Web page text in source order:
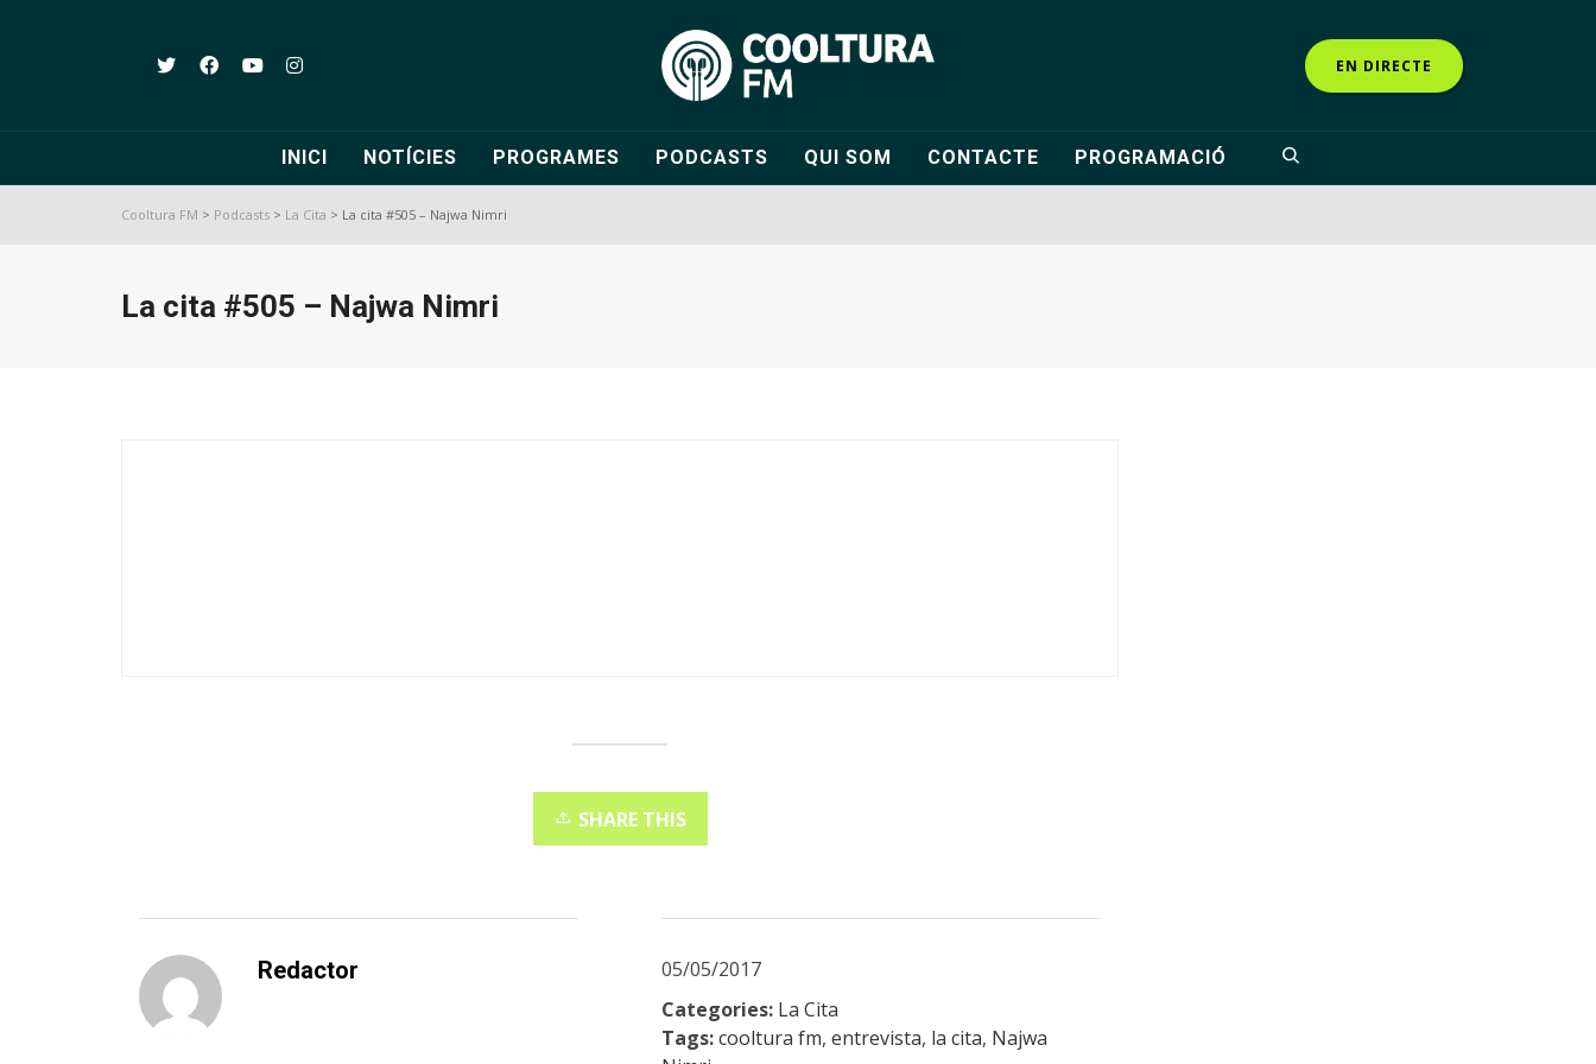
EN DIRECTE
INICI NOTÍCIES PROGRAMES PODCASTS QUI SOM CONTACTE PROGRAMACIÓ
Cooltura FM > Podcasts > La Cita > La cita #505 – Najwa Nimri
La cita #505 – Najwa Nimri
SHARE THIS
Redactor
05/05/2017
Categories: La Cita
Tags: cooltura fm,entrevista, la cita, Najwa